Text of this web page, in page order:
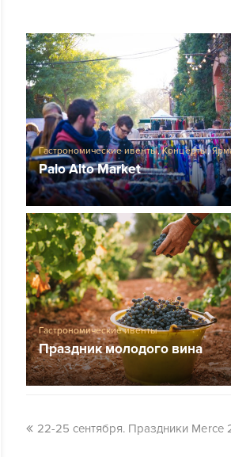
Гастрономические ивенты,Концерты,
Palo Alto Market
Гастрономические ивенты
Праздник молодого вина
22-25 сентября. Праздники Merce